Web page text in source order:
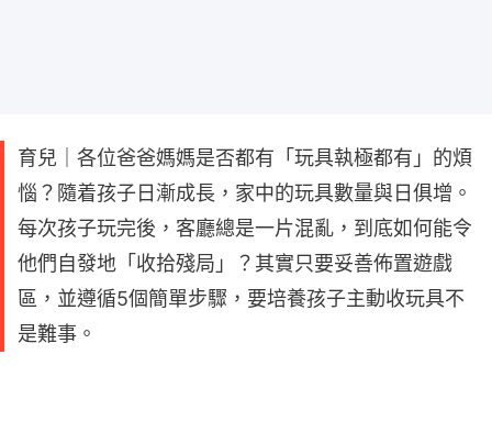
育兒｜各位爸爸媽媽是否都有「玩具執極都有」的煩
惱？隨着孩子日漸成長，家中的玩具數量與日俱增。
每次孩子玩完後，客廳總是一片混亂，到底如何能令
他們自發地「收拾殘局」？其實只要妥善佈置遊戲
區，並遵循5個簡單步驟，要培養孩子主動收玩具不
是難事。